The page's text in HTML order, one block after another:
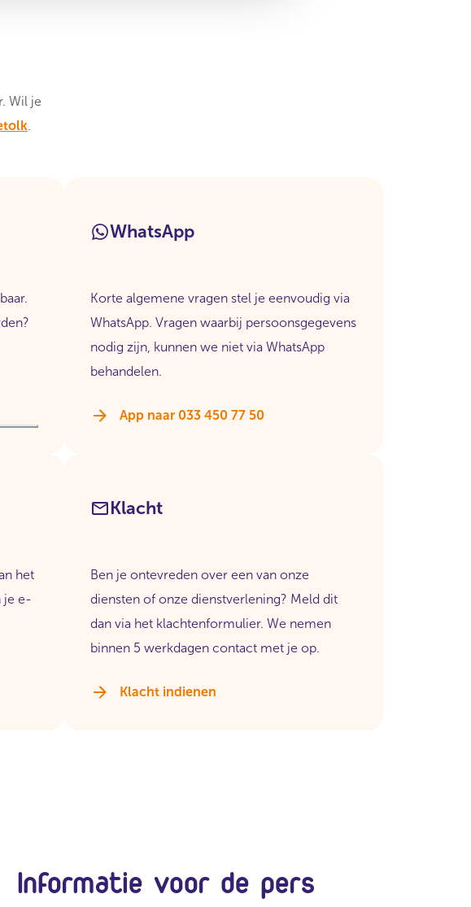
Wil je
.
WhatsApp
Korte algemene vragen stel je eenvoudig via
WhatsApp. Vragen waarbij persoonsgegevens
nodig zijn, kunnen we niet via WhatsApp
behandelen.
App naar 033 450 77 50
het
je e-
Klacht
Ben je ontevreden over een van onze
diensten of onze dienstverlening? Meld dit
dan via het klachtenformulier. We nemen
binnen 5 werkdagen contact met je op.
Klacht indienen
Informatie voor de pers